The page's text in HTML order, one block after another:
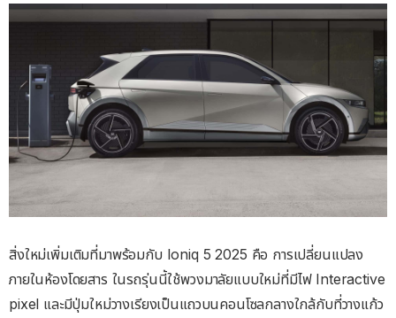
สิ่งใหม่เพิ่มเติมที่มาพร้อมกับ Ioniq 5 2025 คือ การเปลี่ยนแปลง
ภายในห้องโดยสาร ในรถรุ่นนี้ใช้พวงมาลัยแบบใหม่ที่มีไฟ Interactive
pixel และมีปุ่มใหม่วางเรียงเป็นแถวบนคอนโซลกลางใกล้กับที่วางแก้ว